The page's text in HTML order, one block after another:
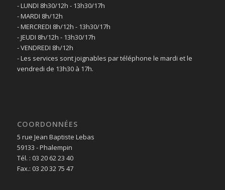
- LUNDI 8h30/12h - 13h30/17h
- MARDI 8h/12h
- MERCREDI 8h/12h - 13h30/17h
- JEUDI 8h/12h - 13h30/17h
- VENDREDI 8h/12h
- Les services sont joignables par téléphone le mardi et le
vendredi de 13h30 à 17h.
COORDONNÉES
5 rue Jean Baptiste Lebas
59133 - Phalempin
Tél. : 03 20 62 23 40
Fax.: 03 20 32 75 47